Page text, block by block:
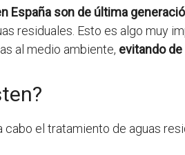
España son de última
residuales. Esto es algo muy
al medio ambiente, evitando
el tratamiento de aguas